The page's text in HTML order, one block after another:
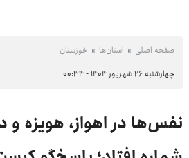
صفحه اصلی استان‌ها خوزستان
چهارشنبه ۲۶ شهریور ۱۴۰۴ - ۰۰:۳۴
نفس‌ها در اهواز، هویزه و